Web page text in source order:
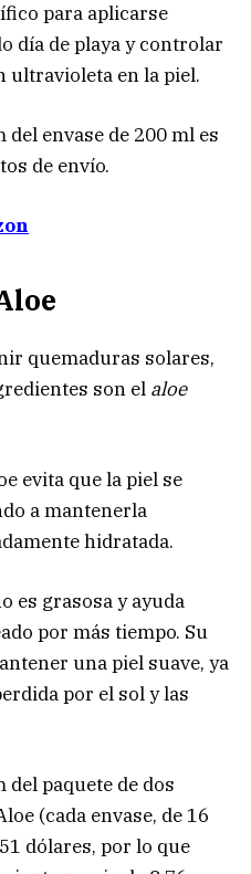
para aplicarse
día de playa y controlar
ultravioleta en la piel.
del envase de 200 ml es
de envío.
quemaduras solares,
son el aloe
evita que la piel se
a mantenerla
hidratada.
es grasosa y ayuda
por más tiempo. Su
una piel suave, ya
por el sol y las
del paquete de dos
(cada envase, de 16
dólares, por lo que